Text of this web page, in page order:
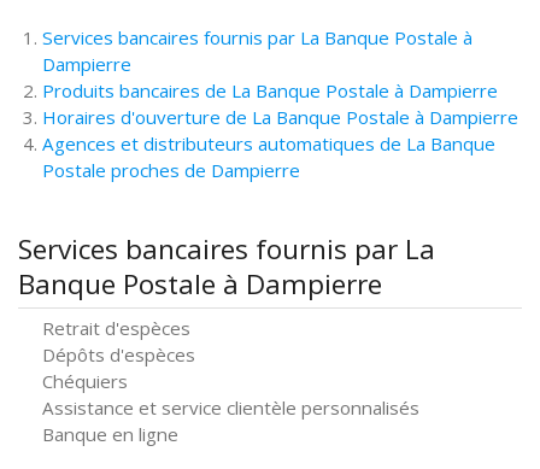
Services bancaires fournis par La Banque Postale à
Dampierre
Produits bancaires de La Banque Postale à Dampierre
Horaires d'ouverture de La Banque Postale à Dampierre
Agences et distributeurs automatiques de La Banque
Postale proches de Dampierre
Services bancaires fournis par La
Banque Postale à Dampierre
Retrait d'espèces
Dépôts d'espèces
Chéquiers
Assistance et service clientèle personnalisés
Banque en ligne